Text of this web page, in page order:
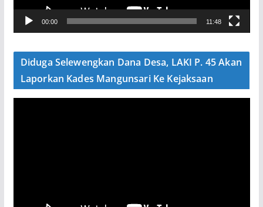
V
e
00:00 11:48
Diduga Selewengkan Dana Desa, LAKI P. 45 Akan
Laporkan Kades Mangunsari Ke Kejaksaan